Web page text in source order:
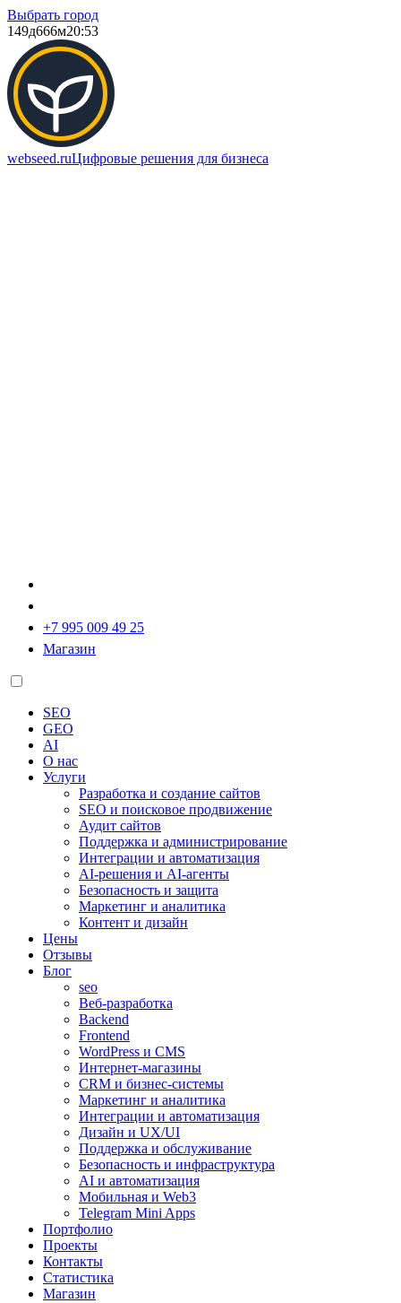
Выбрать город
149д666м20:53
webseed.ruЦифровые решения для бизнеса
+7 995 009 49 25
Магазин
SEO
GEO
AI
О нас
Услуги
Разработка и создание сайтов
SEO и поисковое продвижение
Аудит сайтов
Поддержка и администрирование
Интеграции и автоматизация
AI-решения и AI-агенты
Безопасность и защита
Маркетинг и аналитика
Контент и дизайн
Цены
Отзывы
Блог
seo
Веб-разработка
Backend
Frontend
WordPress и CMS
Интернет-магазины
CRM и бизнес-системы
Маркетинг и аналитика
Интеграции и автоматизация
Дизайн и UX/UI
Поддержка и обслуживание
Безопасность и инфраструктура
AI и автоматизация
Мобильная и Web3
Telegram Mini Apps
Портфолио
Проекты
Контакты
Статистика
Магазин